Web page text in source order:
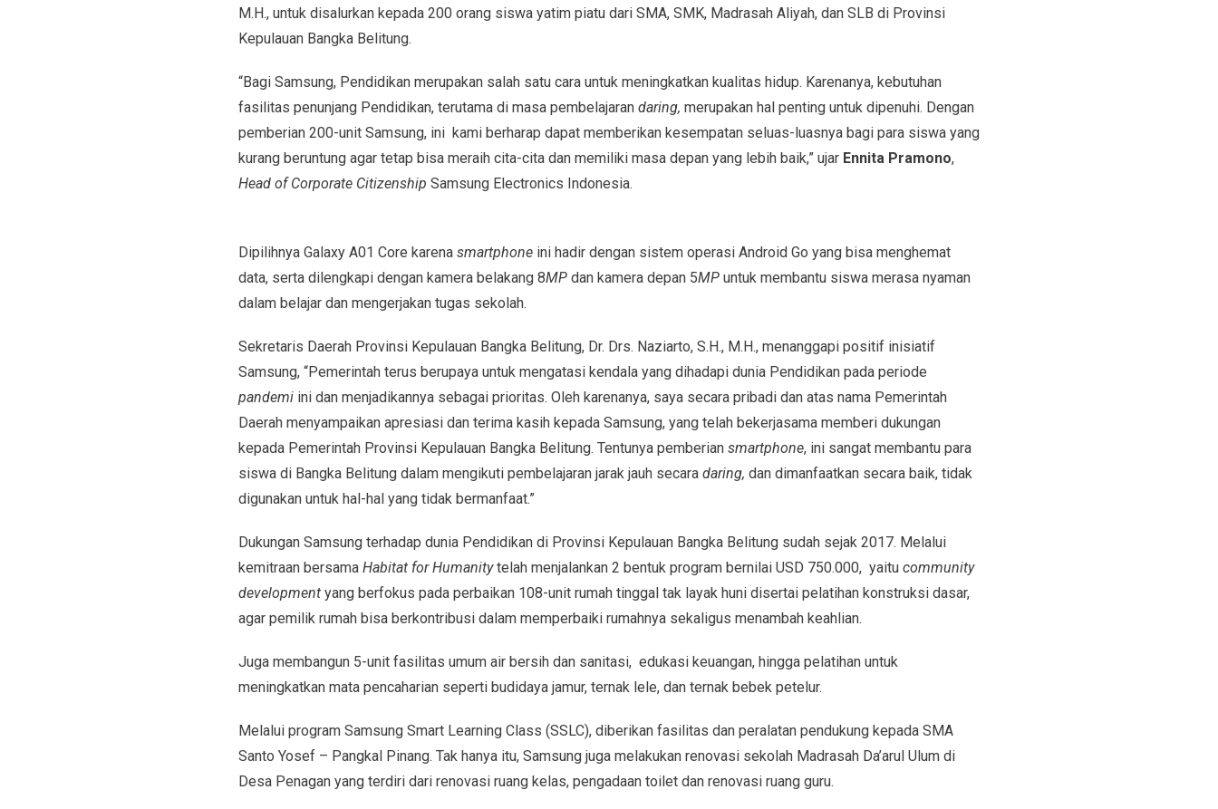
M.H., untuk disalurkan kepada 200 orang siswa yatim piatu dari SMA, SMK, Madrasah Aliyah, dan SLB di Provinsi
Kepulauan Bangka Belitung.
“Bagi Samsung, Pendidikan merupakan salah satu cara untuk meningkatkan kualitas hidup. Karenanya, kebutuhan
fasilitas penunjang Pendidikan, terutama di masa pembelajaran daring, merupakan hal penting untuk dipenuhi. Dengan
pemberian 200-unit Samsung, ini kami berharap dapat memberikan kesempatan seluas-luasnya bagi para siswa yang
kurang beruntung agar tetap bisa meraih cita-cita dan memiliki masa depan yang lebih baik,” ujar Ennita Pramono,
Head of Corporate Citizenship Samsung Electronics Indonesia.
Dipilihnya Galaxy A01 Core karena smartphone ini hadir dengan sistem operasi Android Go yang bisa menghemat
data, serta dilengkapi dengan kamera belakang 8MPdan kamera depan 5MPuntuk membantu siswa merasa nyaman
dalam belajar dan mengerjakan tugas sekolah.
Sekretaris Daerah Provinsi Kepulauan Bangka Belitung, Dr. Drs. Naziarto, S.H., M.H., menanggapi positif inisiatif
Samsung, “Pemerintah terus berupaya untuk mengatasi kendala yang dihadapi dunia Pendidikan pada periode
pandemiini dan menjadikannya sebagai prioritas. Oleh karenanya, saya secara pribadi dan atas nama Pemerintah
Daerah menyampaikan apresiasi dan terima kasih kepada Samsung, yang telah bekerjasama memberi dukungan
kepada Pemerintah Provinsi Kepulauan Bangka Belitung. Tentunya pemberian smartphone, ini sangat membantu para
siswa di Bangka Belitung dalam mengikuti pembelajaran jarak jauh secara daring, dan dimanfaatkan secara baik, tidak
digunakan untuk hal-hal yang tidak bermanfaat.”
Dukungan Samsung terhadap dunia Pendidikan di Provinsi Kepulauan Bangka Belitung sudah sejak 2017. Melalui
kemitraan bersama Habitat for Humanitytelah menjalankan 2 bentuk program bernilai USD 750.000, yaitu community
development yang berfokus pada perbaikan 108-unit rumah tinggal tak layak huni disertai pelatihan konstruksi dasar,
agar pemilik rumah bisa berkontribusi dalam memperbaiki rumahnya sekaligus menambah keahlian.
Juga membangun 5-unit fasilitas umum air bersih dan sanitasi, edukasi keuangan, hingga pelatihan untuk
meningkatkan mata pencaharian seperti budidaya jamur, ternak lele, dan ternak bebek petelur.
Melalui program Samsung Smart Learning Class (SSLC), diberikan fasilitas dan peralatan pendukung kepada SMA
Santo Yosef – Pangkal Pinang. Tak hanya itu, Samsung juga melakukan renovasi sekolah Madrasah Da’arul Ulum di
Desa Penagan yang terdiri dari renovasi ruang kelas, pengadaan toilet dan renovasi ruang guru.